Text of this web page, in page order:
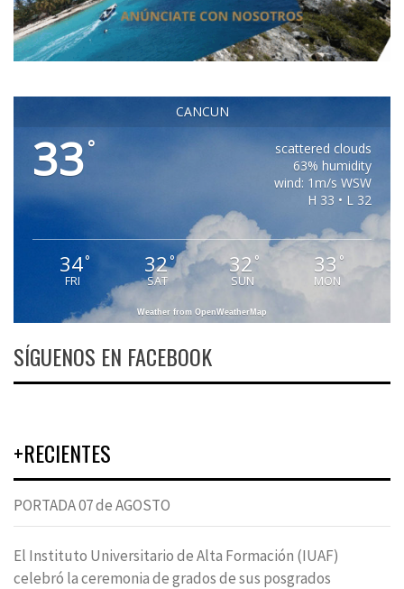
CANCUN
33°
scattered clouds
63% humidity
wind: 1m/s WSW
H 33 • L 32
34°
FRI
32°
SAT
32 °
SUN
33 °
MON
Weather from OpenWeatherMap
SÍGUENOS EN FACEBOOK
+RECIENTES
PORTADA 07 de AGOSTO
El Instituto Universitario de Alta Formación (IUAF)
celebró la ceremonia de grados de sus posgrados